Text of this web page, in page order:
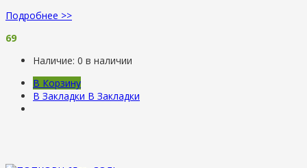
Подробнее >>
69
Наличие: 0 в наличии
В Корзину
В Закладки В Закладки